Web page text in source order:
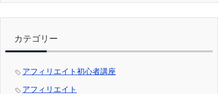
カテゴリー
アフィリエイト初心者講座
アフィリエイト